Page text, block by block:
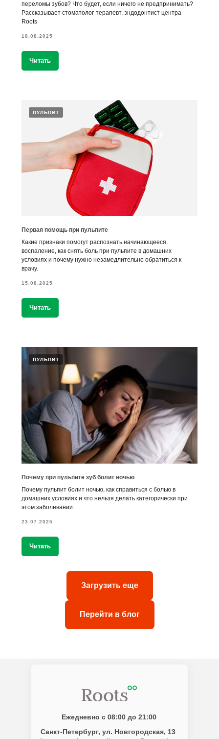
переломы зубов? Что будет, если ничего не предпринимать?
Рассказывает стоматолог-терапевт, эндодонтист центра
Roots
18.08.2025
Читать
ПУЛЬПИТ
Первая помощь при пульпите
Какие признаки помогут распознать начинающееся
воспаление, как снять боль при пульпите в домашних
условиях и почему нужно незамедлительно обратиться к
врачу.
15.08.2025
Читать
ПУЛЬПИТ
Почему при пульпите зуб болит ночью
Почему пульпит болит ночью, как справиться с болью в
домашних условиях и что нельзя делать категорически при
этом заболевании.
23.07.2025
Читать
Загрузить еще
Перейти в блог
Санкт-Петербург, ул. Новгородская, 13
Ежедневно с 08:00 до 21:00